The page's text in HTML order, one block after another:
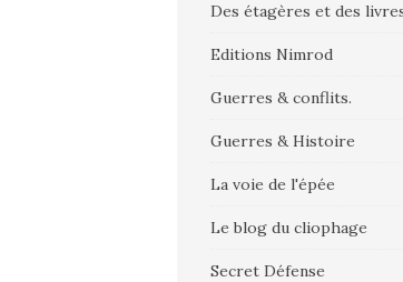
Des étagères et des
Editions Nimrod
Guerres & conflits.
Guerres & Histoire
La voie de l'épée
Le blog du cliophage
Secret Défense